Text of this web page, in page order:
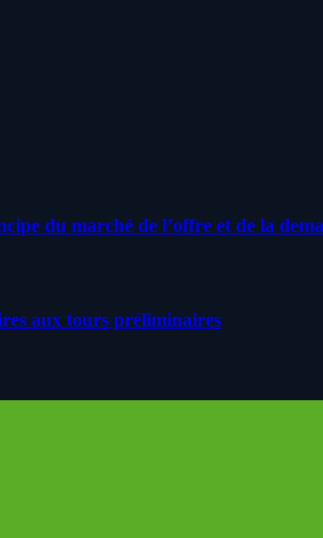
du marché de l’offre et de la
aux tours préliminaires